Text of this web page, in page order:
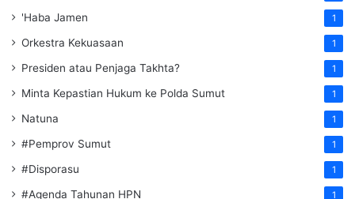
'Haba Jamen 1
Orkestra Kekuasaan 1
Presiden atau Penjaga Takhta? 1
Minta Kepastian Hukum ke Polda Sumut 1
Natuna 1
#Pemprov Sumut 1
#Disporasu 1
#Agenda Tahunan HPN 1